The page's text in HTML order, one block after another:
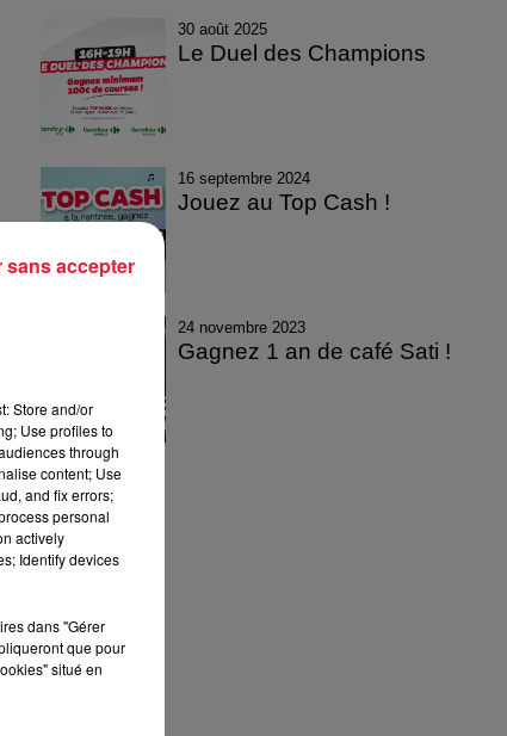
30 août 2025
Le Duel des Champions
16 septembre 2024
Jouez au Top Cash !
24 novembre 2023
Gagnez 1 an de café Sati !
Store and/or
Use profiles to
through
content; Use
and fix errors;
personal
actively
Identify devices
dans "Gérer
que pour
situé en
sans accepter